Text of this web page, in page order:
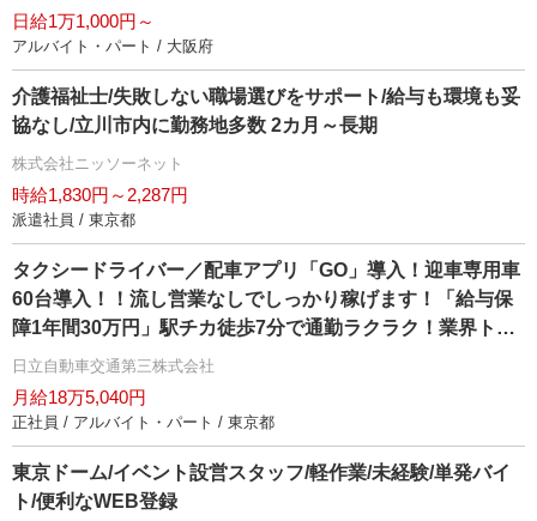
日給1万1,000円～
アルバイト・パート / 大阪府
介護福祉士/失敗しない職場選びをサポート/給与も環境も妥
協なし/立川市内に勤務地多数 2カ月～長期
株式会社ニッソーネット
時給1,830円～2,287円
派遣社員 / 東京都
タクシードライバー／配車アプリ「GO」導入！迎車専用車
60台導入！！流し営業なしでしっかり稼げます！「給与保
障1年間30万円」駅チカ徒歩7分で通勤ラクラク！業界トッ
プクラスの売上を誇る日本交通グループ加盟の日立自動車
交通です！未経験でも安心！充実した教育制度！最大20万
円生活支援金制度導入2駅利用可能でアクセス抜群！
日立自動車交通第三株式会社
月給18万5,040円
正社員 / アルバイト・パート / 東京都
東京ドーム/イベント設営スタッフ/軽作業/未経験/単発バイ
ト/便利なWEB登録